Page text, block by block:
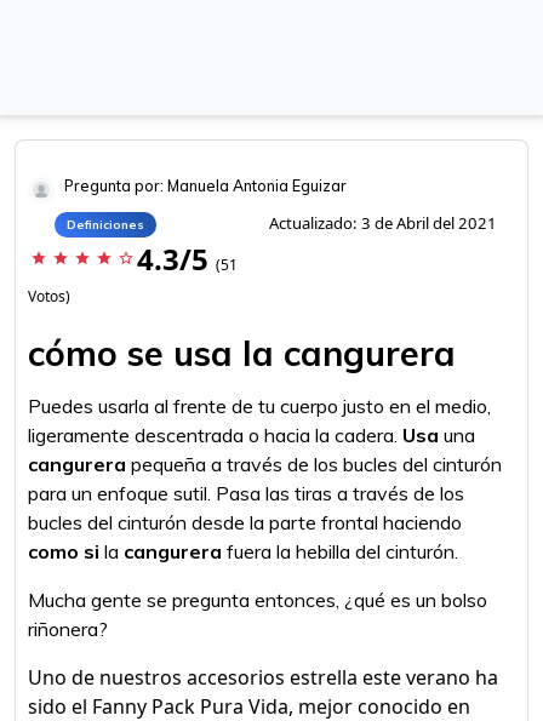
Pregunta por: Manuela Antonia Eguizar
Definiciones Actualizado: 3 de Abril del 2021
star star star star star_border 4.3/5 (51
Votos)
cómo se usa la cangurera
Puedes usarla al frente de tu cuerpo justo en el medio,
ligeramente descentrada o hacia la cadera. Usa una
cangurera pequeña a través de los bucles del cinturón
para un enfoque sutil. Pasa las tiras a través de los
bucles del cinturón desde la parte frontal haciendo
como si la cangurera fuera la hebilla del cinturón.
Mucha gente se pregunta entonces, ¿qué es un bolso
riñonera?
Uno de nuestros accesorios estrella este verano ha
sido el Fanny Pack Pura Vida, mejor conocido en